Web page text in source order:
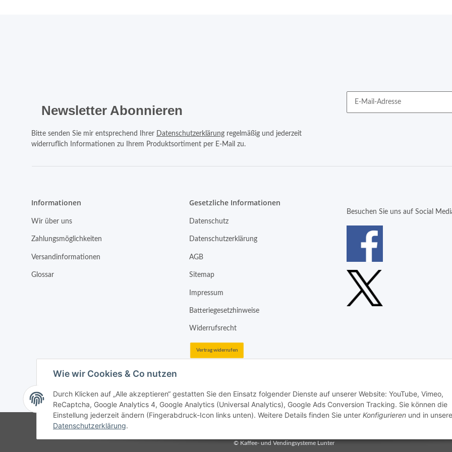
Newsletter Abonnieren
Bitte senden Sie mir entsprechend Ihrer Datenschutzerklärung regelmäßig und jederzeit
widerruflich Informationen zu Ihrem Produktsortiment per E-Mail zu.
Informationen
Wir über uns
Zahlungsmöglichkeiten
Versandinformationen
Glossar
Gesetzliche Informationen
Datenschutz
Datenschutzerklärung
AGB
Sitemap
Impressum
Batteriegesetzhinweise
Widerrufsrecht
Vertrag widerrufen
Besuchen Sie uns auf Social
* Alle Preise inkl. gesetzlicher USt., zzgl. Versand
© Kaffee- und Vendingsysteme Lunter
Wie wir Cookies & Co nutzen
Durch Klicken auf „Alle akzeptieren“ gestatten Sie den Einsatz folgender Dienste auf unserer Website: YouTube, Vimeo,
ReCaptcha, Google Analytics 4, Google Analytics (Universal Analytics), Google Ads Conversion Tracking. Sie können die
Einstellung jederzeit ändern (Fingerabdruck-Icon links unten). Weitere Details finden Sie unter Konfigurieren und in
Datenschutzerklärung.